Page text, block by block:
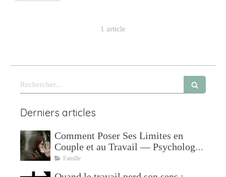
1 article
Rechercher
Derniers articles
Comment Poser Ses Limites en
Couple et au Travail — Psychologue
à Mudaison
Famille